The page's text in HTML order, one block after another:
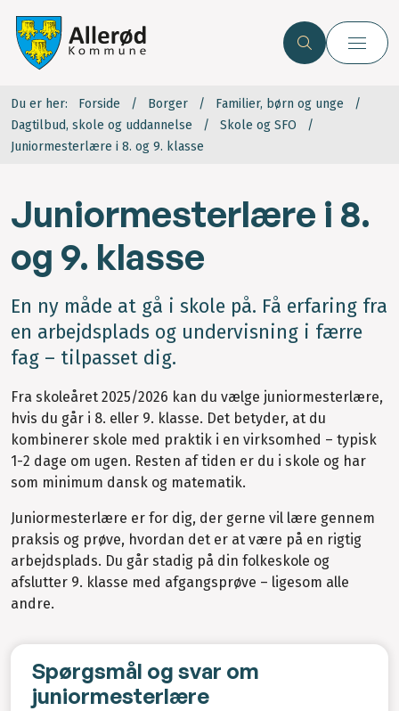
Du er her: Forside Borger
Familier, børn og unge
Dagtilbud, skole og uddannelse
Skole og SFO
Juniormesterlære i 8. og 9. klasse
Juniormesterlære i 8.
og 9. klasse
En ny måde at gå i skole på. Få erfaring fra
en arbejdsplads og undervisning i færre
fag – tilpasset dig.
Fra skoleåret 2025/2026 kan du vælge juniormesterlære,
hvis du går i 8. eller 9. klasse. Det betyder, at du
kombinerer skole med praktik i en virksomhed – typisk
1-2 dage om ugen. Resten af tiden er du i skole og har
som minimum dansk og matematik.
Juniormesterlære er for dig, der gerne vil lære gennem
praksis og prøve, hvordan det er at være på en rigtig
arbejdsplads. Du går stadig på din folkeskole og
afslutter 9. klasse med afgangsprøve – ligesom alle
andre.
Spørgsmål og svar om
juniormesterlære